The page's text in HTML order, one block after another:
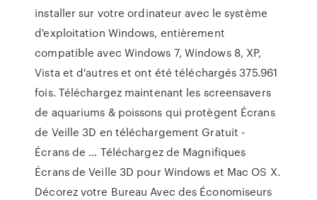
installer sur votre ordinateur avec le système
d'exploitation Windows, entièrement
compatible avec Windows 7, Windows 8, XP,
Vista et d'autres et ont été téléchargés 375.961
fois. Téléchargez maintenant les screensavers
de aquariums & poissons qui protègent Écrans
de Veille 3D en téléchargement Gratuit -
Écrans de ... Téléchargez de Magnifiques
Écrans de Veille 3D pour Windows et Mac OS X.
Décorez votre Bureau Avec des Économiseurs